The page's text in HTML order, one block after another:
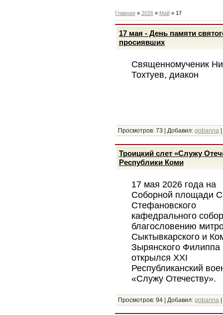
Главная » 2026 » Май » 17
17 мая - День памяти
просиявших
Священномученик
Тохтуев, диакон
Просмотров: 73 Добавил: gobanna|
Троицкий слет «Служу
Республики Коми
17 мая 2026 года на
Соборной площади
Стефановского
кафедрального
благословению
Сыктывкарского и
Зырянского Филиппа
открылся XXI
Республиканский
«Служу Отечеству».
Просмотров: 94| Добавил: gobanna|